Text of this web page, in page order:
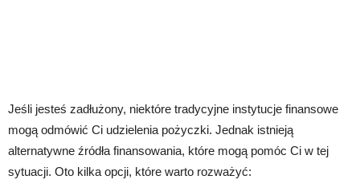
Jeśli jesteś zadłużony, niektóre tradycyjne instytucje finansowe
mogą odmówić Ci udzielenia pożyczki. Jednak istnieją
alternatywne źródła finansowania, które mogą pomóc Ci w tej
sytuacji. Oto kilka opcji, które warto rozważyć: